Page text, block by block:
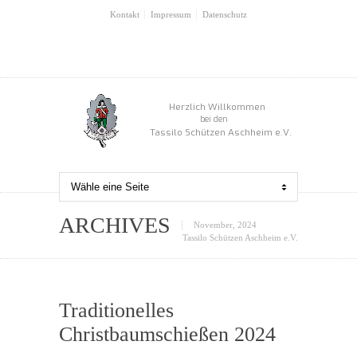
Kontakt Impressum Datenschutz
Herzlich Willkommen
bei den
Tassilo Schützen Aschheim e.V.
ARCHIVES
November, 2024
Tassilo Schützen Aschheim e.V.
Traditionelles
Christbaumschießen 2024